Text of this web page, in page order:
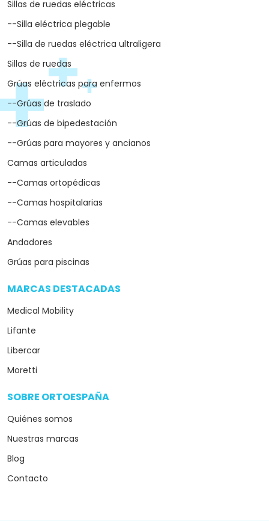
Sillas de ruedas eléctricas
--Silla eléctrica plegable
--Silla de ruedas eléctrica ultraligera
Sillas de ruedas
Grúas eléctricas para enfermos
--Grúas de traslado
--Grúas de bipedestación
--Grúas para mayores y ancianos
Camas articuladas
--Camas ortopédicas
--Camas hospitalarias
--Camas elevables
Andadores
Grúas para piscinas
MARCAS DESTACADAS
Medical Mobility
Lifante
Libercar
Moretti
SOBRE ORTOESPAÑA
Quiénes somos
Nuestras marcas
Blog
Contacto